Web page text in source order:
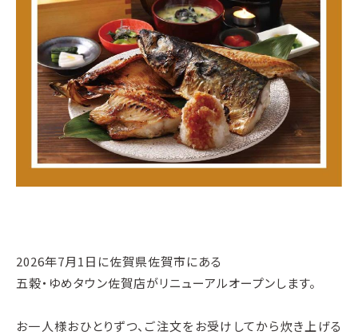
2026年7月1日に佐賀県佐賀市にある
五穀・ゆめタウン佐賀店がリニューアルオープンします。
お一人様おひとりずつ、ご注文をお受けしてから炊き上げる